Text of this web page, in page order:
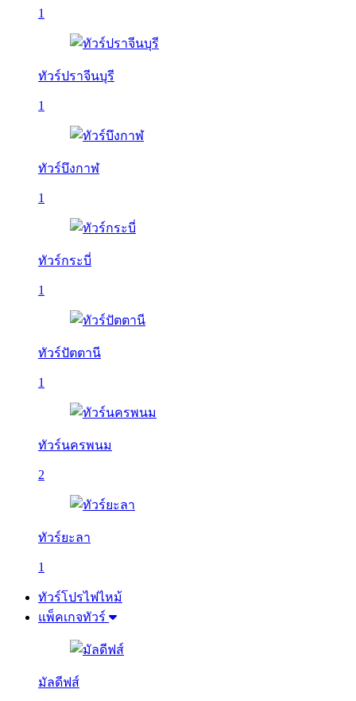
1
ทัวร์ปราจีนบุรี
1
ทัวร์บึงกาฬ
1
ทัวร์กระบี่
1
ทัวร์ปัตตานี
1
ทัวร์นครพนม
2
ทัวร์ยะลา
1
ทัวร์โปรไฟไหม้
แพ็คเกจทัวร์
มัลดีฟส์